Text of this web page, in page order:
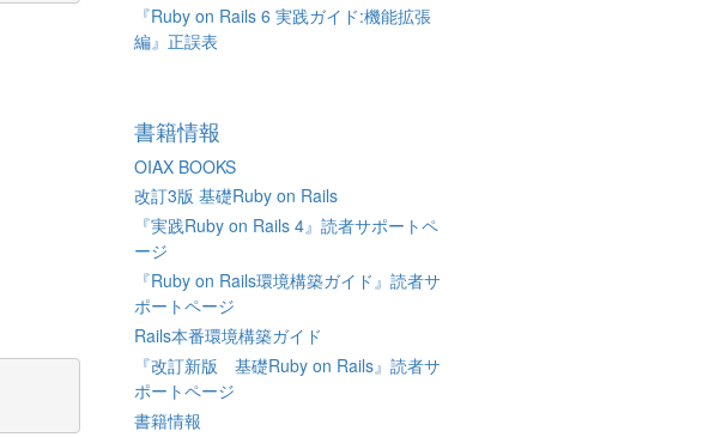
『Ruby on Rails 6 実践ガイド:機能拡張
編』正誤表
書籍情報
OIAX BOOKS
改訂3版 基礎Ruby on Rails
『実践Ruby on Rails 4』読者サポートペ
ージ
『Ruby on Rails環境構築ガイド』読者サ
ポートページ
Rails本番環境構築ガイド
『改訂新版 基礎Ruby on Rails』読者サ
ポートページ
書籍情報